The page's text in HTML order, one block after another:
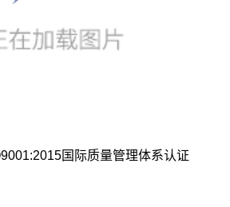
国际质量管理体系认证